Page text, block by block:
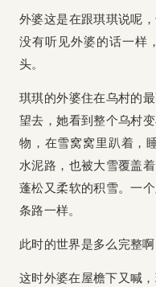
外婆这是在跟琪琪说呢
没有听见外婆的话一样
头。
琪琪的外婆住在乌村的
望去，她看到整个乌村
物，在雪窝窝里趴着，
水泥路，也被大雪覆盖
蓬松又柔软的积雪。一
条路一样。
此时的世界是多么完整
这时外婆在屋檐下又喊